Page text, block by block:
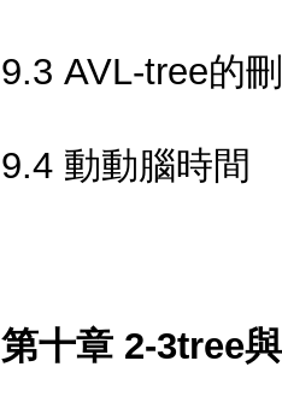
9.3 AVL-tree的
9.4 動動腦時間
第十章 2-3tree